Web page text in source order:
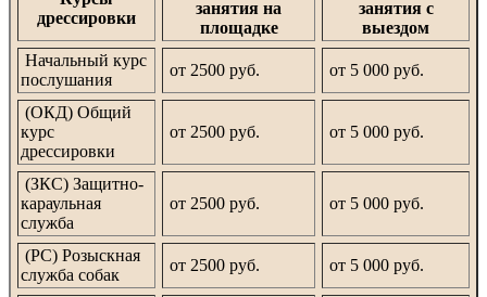
дрессировки
занятия на
площадке
занятия с
выездом
Начальный курс
послушания
от 2500 руб. от 5 000 руб.
(ОКД) Общий
курс
дрессировки
от 2500 руб. от 5 000 руб.
(ЗКС) Защитно-
караульная
служба
от 2500 руб. от 5 000 руб.
(РС) Розыскная
служба собак
от 2500 руб. от 5 000 руб.